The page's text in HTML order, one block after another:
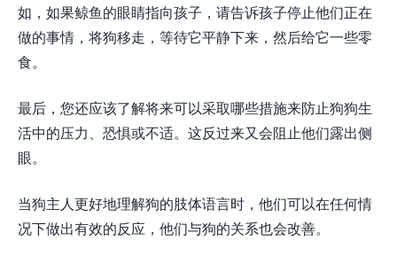
如，如果鲸鱼的眼睛指向孩子，请告诉孩子停止他们正在
做的事情，将狗移走，等待它平静下来，然后给它一些零
食。
最后，您还应该了解将来可以采取哪些措施来防止狗狗生
活中的压力、恐惧或不适。这反过来又会阻止他们露出侧
眼。
当狗主人更好地理解狗的肢体语言时，他们可以在任何情
况下做出有效的反应，他们与狗的关系也会改善。